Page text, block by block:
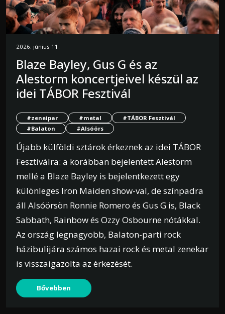
2026. június 11.
Blaze Bayley, Gus G és az
Alestorm koncertjeivel készül az
idei TÁBOR Fesztivál
#zeneipar #metal
#TÁBOR Fesztivál
#Balaton
#Alsóörs
Újabb külföldi sztárok érkeznek az idei TÁBOR
Fesztiválra: a korábban bejelentett Alestorm
mellé a Blaze Bayley is bejelentkezett egy
különleges Iron Maiden show-val, de színpadra
áll Alsóörsön Ronnie Romero és Gus G is, Black
Sabbath, Rainbow és Ozzy Osbourne nótákkal.
Az ország legnagyobb, Balaton-parti rock
házibulijára számos hazai rock és metal zenekar
is visszaigazolta az érkezését.
Bővebben